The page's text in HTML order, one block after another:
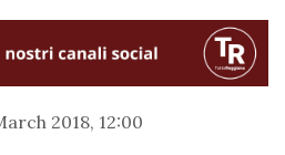
2018, 12:00